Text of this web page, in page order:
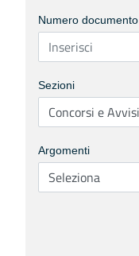
Numero documento
Sezioni
Argomenti